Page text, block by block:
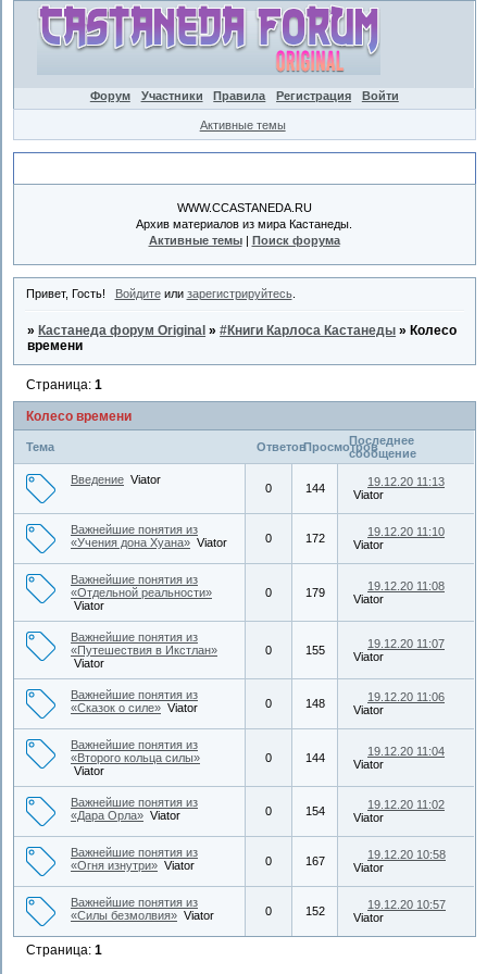
Форум Участники Правила Регистрация Войти
Активные темы
WWW.CCASTANEDA.RU
Архив материалов из мира Кастанеды.
Активные темы| Поиск форума
Привет, Гость! Войдитеили зарегистрируйтесь.
» Кастанеда форум Original »#Книги Карлоса Кастанеды » Колесо
времени
Колесо времени
Страница:1
Тема ОтветовПросмотровПоследнее
сообщение
Введение Viator
0 144
19.12.20 11:13
Viator
Важнейшие понятия из
«Учения дона Хуана» Viator 0 172
19.12.20 11:10
Viator
Важнейшие понятия из
«Отдельной реальности»
Viator
0 179
19.12.20 11:08
Viator
Важнейшие понятия из
«Путешествия в Икстлан»
Viator
0 155
19.12.20 11:07
Viator
Важнейшие понятия из
«Сказок о силе» Viator 0 148
19.12.20 11:06
Viator
Важнейшие понятия из
«Второго кольца силы»
Viator
0 144
19.12.20 11:04
Viator
Важнейшие понятия из
«Дара Орла» Viator 0 154
19.12.20 11:02
Viator
Важнейшие понятия из
«Огня изнутри» Viator 0 167
19.12.20 10:58
Viator
Важнейшие понятия из
«Силы безмолвия» Viator 0 152
19.12.20 10:57
Viator
Страница:1